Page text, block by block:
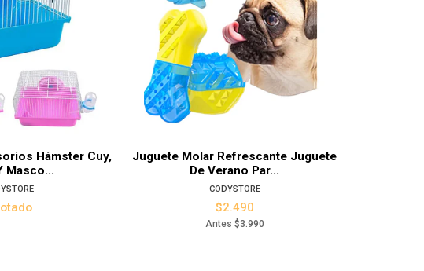
Hámster Cuy,
Masco...
Juguete Molar Refrescante Juguete
De Verano Par...
CODYSTORE
$2.490
Antes $3.990
Ver detalles